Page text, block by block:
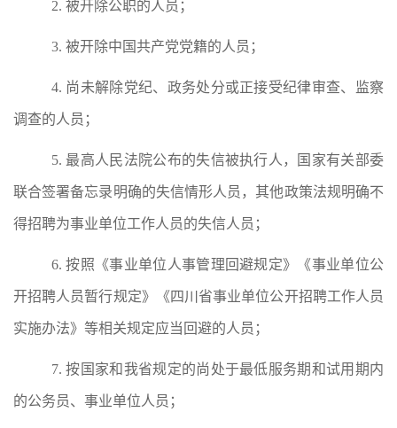
2. 被开除公职的人员；
3. 被开除中国共产党党籍的人员 ；
4. 尚未解除党纪、政务处分或正接受纪律审查、监察
调查的人员；
5.最高人民法院公布的失信被执行人，国家有关部委
联合签署备忘录明确的失信情形人员，其他政策法规明确不
得招聘为事业单位工作人员的失信人员 ；
6.按照《事业单位人事管理回避规定》《事业单位公
开招聘人员暂行规定》《四川省事业单位公开招聘工作人员
实施办法》等相关规定应当回避的人员；
7.按 国家和我省规定的尚处于最低服务期和试用期内
的公务员、事业单位人员；